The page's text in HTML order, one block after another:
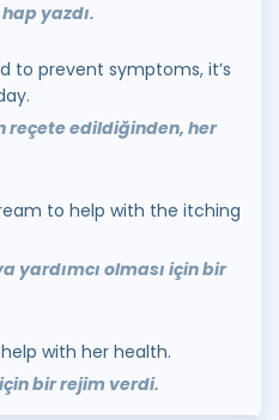
yazdı.
to prevent symptoms, it’s
reçete edildiğinden, her
to help with the itching
yardımcı olması için bir
with her health.
bir rejim verdi.